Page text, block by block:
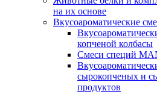
на их основе
Вкусоароматические
копченой колбасы
Смеси специй
сырокопченых и
продуктов